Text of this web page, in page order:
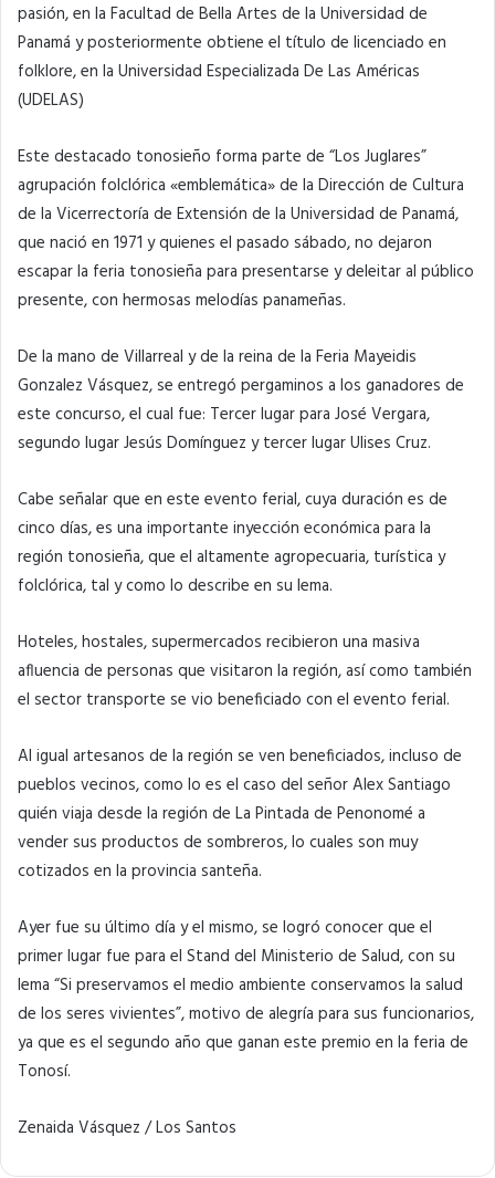
pasión, en la Facultad de Bella Artes de la Universidad de
Panamá y posteriormente obtiene el título de licenciado en
folklore, en la Universidad Especializada De Las Américas
(UDELAS)
Este destacado tonosieño forma parte de “Los Juglares”
agrupación folclórica «emblemática» de la Dirección de Cultura
de la Vicerrectoría de Extensión de la Universidad de Panamá,
que nació en 1971 y quienes el pasado sábado, no dejaron
escapar la feria tonosieña para presentarse y deleitar al público
presente, con hermosas melodías panameñas.
De la mano de Villarreal y de la reina de la Feria Mayeidis
Gonzalez Vásquez, se entregó pergaminos a los ganadores de
este concurso, el cual fue: Tercer lugar para José Vergara,
segundo lugar Jesús Domínguez y tercer lugar Ulises Cruz.
Cabe señalar que en este evento ferial, cuya duración es de
cinco días, es una importante inyección económica para la
región tonosieña, que el altamente agropecuaria, turística y
folclórica, tal y como lo describe en su lema.
Hoteles, hostales, supermercados recibieron una masiva
afluencia de personas que visitaron la región, así como también
el sector transporte se vio beneficiado con el evento ferial.
Al igual artesanos de la región se ven beneficiados, incluso de
pueblos vecinos, como lo es el caso del señor Alex Santiago
quién viaja desde la región de La Pintada de Penonomé a
vender sus productos de sombreros, lo cuales son muy
cotizados en la provincia santeña.
Ayer fue su último día y el mismo, se logró conocer que el
primer lugar fue para el Stand del Ministerio de Salud, con su
lema “Si preservamos el medio ambiente conservamos la salud
de los seres vivientes”, motivo de alegría para sus funcionarios,
ya que es el segundo año que ganan este premio en la feria de
Tonosí.
Zenaida Vásquez / Los Santos